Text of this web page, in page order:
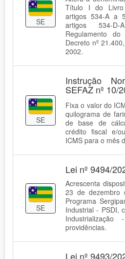
SE
Título I do
artigos 534-A a
artigos 534-
Regulamento
Decreto nº
2002.
SE
Instrução
SEFAZ nº 10/
Fixa o valor do
quilograma de
de base de
crédito fiscal e/
ICMS para o mês
SE
Lei nº 9494/
Acrescenta
23 de dezembro
Programa
Industrial - PSDI,
providências.
Lei nº 9493/